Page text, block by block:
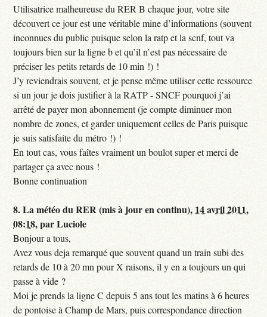
Utilisatrice malheureuse du RER B chaque jour, votre site
découvert ce jour est une véritable mine d’informations (souvent
inconnues du public puisque selon la ratp et la scnf, tout va
toujours bien sur la ligne b et qu’il n’est pas nécessaire de
préciser les petits retards de 10 min !) !
J’y reviendrais souvent, et je pense même utiliser cette ressource
si un jour je dois justifier à la RATP - SNCF pourquoi j’ai
arrêté de payer mon abonnement (je compte diminuer mon
nombre de zones, et garder uniquement celles de Paris puisque
je suis satisfaite du métro !) !
En tout cas, vous faîtes vraiment un boulot super et merci de
partager ça avec nous !
Bonne continuation
8.La météo du RER (mis à jour en continu), 14 avril 2011,
08:18,parLuciole
Bonjour a tous,
Avez vous deja remarqué que souvent quand un train subi des
retards de 10 à 20 mn pour X raisons, il y en a toujours un qui
passe à vide ?
Moi je prends la ligne C depuis 5 ans tout les matins à 6 heures
de pontoise à Champ de Mars, puis correspondance direction